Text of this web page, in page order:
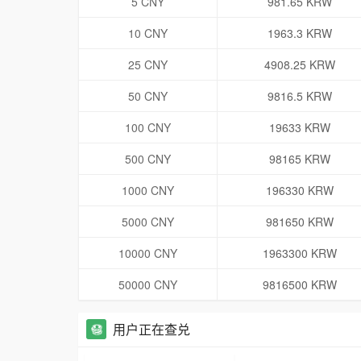
10 CNY
1963.3 KRW
25 CNY
4908.25 KRW
50 CNY
9816.5 KRW
100 CNY
19633 KRW
500 CNY
98165 KRW
1000 CNY
196330 KRW
5000 CNY
981650 KRW
10000 CNY
1963300 KRW
50000 CNY
9816500 KRW
用户正在查兑